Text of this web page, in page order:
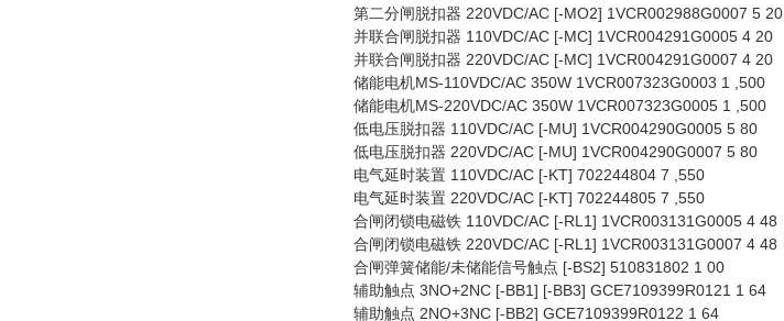
第二分闸脱扣器 220VDC/AC [-MO2] 1VCR002988G0007 5 20
并联合闸脱扣器 110VDC/AC [-MC] 1VCR004291G0005 4 20
并联合闸脱扣器 220VDC/AC [-MC] 1VCR004291G0007 4 20
储能电机MS-110VDC/AC 350W 1VCR007323G0003 1 ,500
储能电机MS-220VDC/AC 350W 1VCR007323G0005 1 ,500
低电压脱扣器 110VDC/AC [-MU] 1VCR004290G0005 5 80
低电压脱扣器 220VDC/AC [-MU] 1VCR004290G0007 5 80
电气延时装置 110VDC/AC [-KT] 702244804 7 ,550
电气延时装置 220VDC/AC [-KT] 702244805 7 ,550
合闸闭锁电磁铁 110VDC/AC [-RL1] 1VCR003131G0005 4 48
合闸闭锁电磁铁 220VDC/AC [-RL1] 1VCR003131G0007 4 48
合闸弹簧储能/未储能信号触点 [-BS2] 510831802 1 00
辅助触点 3NO+2NC [-BB1] [-BB3] GCE7109399R0121 1 64
辅助触点 2NO+3NC [-BB2] GCE7109399R0122 1 64